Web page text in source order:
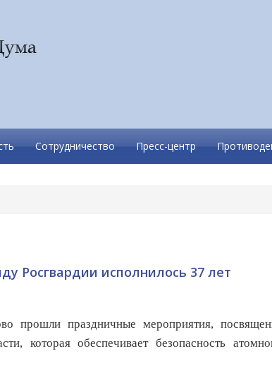
Сотрудничество Пресс-центр
Росгвардии исполнилось 37 лет
прошли праздничные мероприятия,
которая обеспечивает безопасность